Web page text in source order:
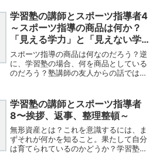
学習塾の講師とスポーツ指導者4
～スポーツ指導の商品は何か？
「見える学力」と「見えない学
力」とは？～
スポーツ指導の商品は何なのだろう？逆
に、学習塾の場合、何を商品としている
のだろう？塾講師の友人からの話では、
い学力」があるという。（これについて
は、今後取り上げてみたい...
学習塾の講師とスポーツ指導者
8〜挨拶、返事、整理整頓～
無形資産とは？これを意識するには、ま
ずそれが何かを知ること。果たして自分
は育てられているのかどうか？学習塾に